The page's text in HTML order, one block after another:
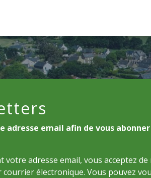
adresse email afin de vous abonner
électronique. Vous pouvez
dans un lien de désinscription